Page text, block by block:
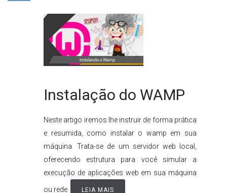
Instalação do WAMP
Neste artigo iremos lhe instruir de forma prática
e resumida, como instalar o wamp em sua
máquina. Trata-se de um servidor web local,
oferecendo estrutura para você simular a
execução de aplicações web em sua máquina
ou rede. LEIA MAIS